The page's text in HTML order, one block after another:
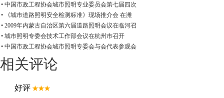
• 中国市政工程协会城市照明专业委员会第七届四次
• 《城市道路照明安全检测标准》现场推介会 在潍
• 2009年内蒙古自治区第六届道路照明会议在临河召
• 城市照明专委会技术工作部会议在杭州市召开
• 中国市政工程协会城市照明专委会与会代表参观会
相关评论